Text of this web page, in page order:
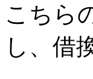
こちら
し、借